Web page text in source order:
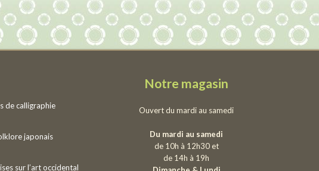
de calligraphie
japonais
sur l’art occidental
Notre magasin
Ouvert du mardi au samedi
Du mardi au samedi
de 10h à 12h30 et
de 14h à 19h